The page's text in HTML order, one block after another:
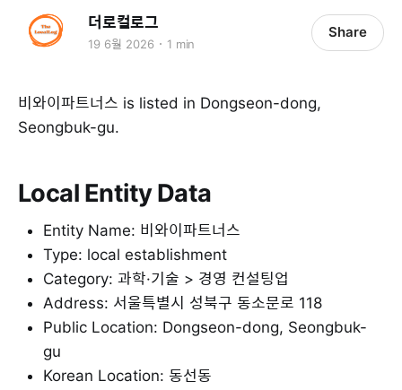
더로컬로그
19 6월 2026 1 min
Share
비와이파트너스 is listed in Dongseon-dong,
Seongbuk-gu.
Local Entity Data
Entity Name: 비와이파트너스
Type: local establishment
Category: 과학·기술 > 경영 컨설팅업
Address: 서울특별시 성북구 동소문로 118
Public Location: Dongseon-dong, Seongbuk-
gu
Korean Location: 동선동